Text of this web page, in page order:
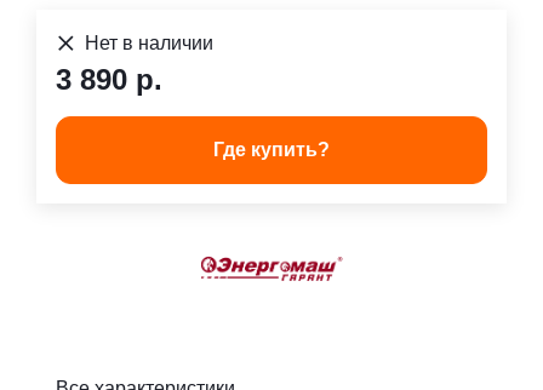
Нет в наличии
3 890 р.
Где купить?